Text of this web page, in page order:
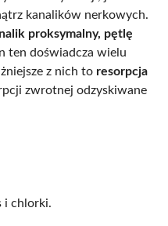
kanalików nerkowych.
proksymalny, pętlę
ten doświadcza wielu
z nich to resorpcja
zwrotnej odzyskiwane
i chlorki.